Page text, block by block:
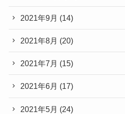
2021年9月 (14)
2021年8月 (20)
2021年7月 (15)
2021年6月 (17)
2021年5月 (24)